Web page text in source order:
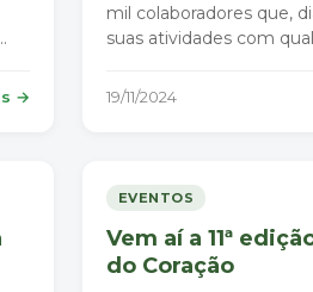
→
mil colaboradores que,
suas atividades com
19/11/2024
EVENTOS
Vem aí a 11ª
do Coração